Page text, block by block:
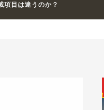
項目は違うのか？